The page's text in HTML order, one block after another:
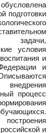
подготовки
задачи,
условия
и
и
процесс
и